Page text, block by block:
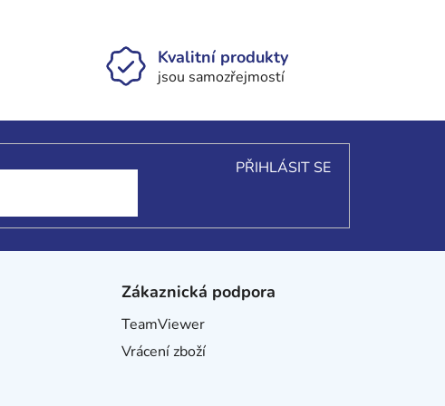
Kvalitní produkty
jsou samozřejmostí
PŘIHLÁSIT SE
Zákaznická podpora
TeamViewer
Vrácení zboží